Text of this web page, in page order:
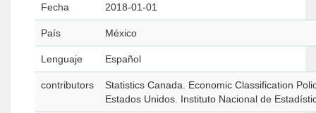
Fecha 2018-01-01
País México
Lenguaje Español
contributors
Statistics Canada. Economic Classification
Estados Unidos. Instituto Nacional de